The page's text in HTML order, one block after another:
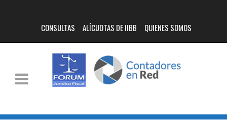
CONSULTAS ALÍCUOTAS DE IIBB QUIENES SOMOS